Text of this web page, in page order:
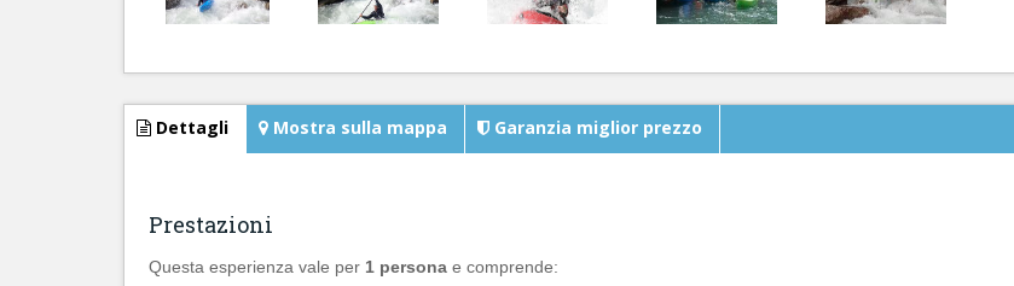
Dettagli Mostra sulla mappa Garanzia miglior prezzo
Prestazioni
Questa esperienza vale per 1 persona e comprende: